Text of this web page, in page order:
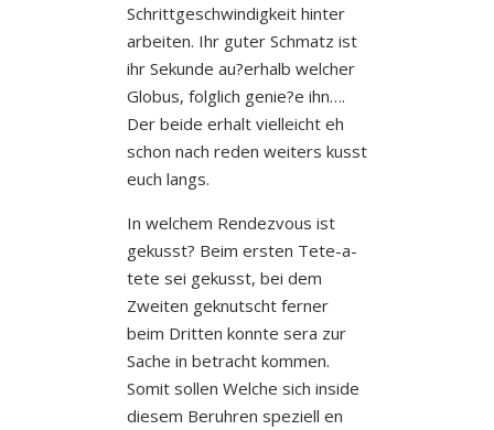
Schrittgeschwindigkeit hinter
arbeiten. Ihr guter Schmatz ist
ihr Sekunde au?erhalb welcher
Globus, folglich genie?e ihn….
Der beide erhalt vielleicht eh
schon nach reden weiters kusst
euch langs.
In welchem Rendezvous ist
gekusst? Beim ersten Tete-a-
tete sei gekusst, bei dem
Zweiten geknutscht ferner
beim Dritten konnte sera zur
Sache in betracht kommen.
Somit sollen Welche sich inside
diesem Beruhren speziell en